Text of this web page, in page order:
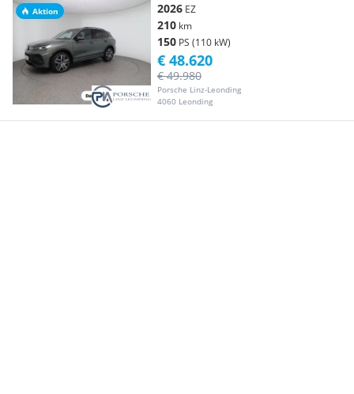
Aktion 2026 EZ
210 km
150 PS (110 kW)
Porsche Linz-Leonding
4060 Leonding
€ 49.980
€ 48.620